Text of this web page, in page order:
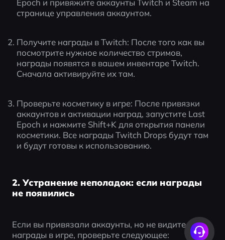
странице управления аккаунтом.
Получите награды в Twitch: После того как вы
посмотрите нужное количество стримов,
награды появятся в вашем инвентаре Twitch.
Сначала активируйте их там.
Проверьте косметику в игре: После привязки
аккаунтов и активации наград, запустите Last
Epoch и нажмите Shift+K для открытия панели
косметики. Все награды Twitch Drops будут там
и будут готовы к использованию.
2. Устранение неполадок: если награды
не появились
Если вы привязали аккаунты, но не видите
награды в игре, проверьте следующее: